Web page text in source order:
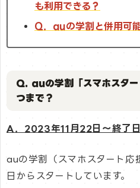
も利用できる？
Q．auの学割と併用可
Q. auの学割「スマホスタ
つまで？
A．2023年11月22日〜終了日
auの学割（スマホスタート
日からスタートしています。